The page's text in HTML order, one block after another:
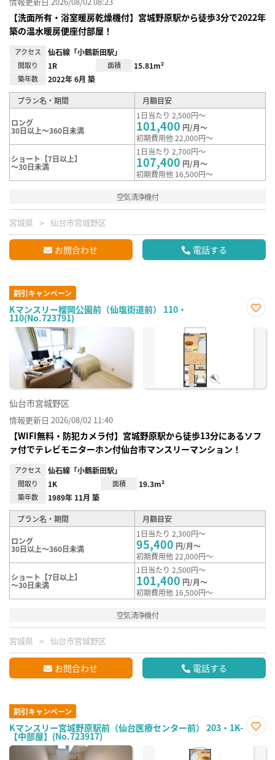
【洗面所有・浴室暖房乾燥機付】宮城野原駅から徒歩3分で2022年
築の温水暖房便座付部屋！
アクセス 仙石線「小鶴新田駅」
間取り 1R 面積 15.81m²
築年数 2022年 6月 築
プラン名・期間 月額目安
ロング
30日以上～360日未満
1日当たり 2,500円～
101,400 円/月～
初期費用他 22,000円～
ショート【7日以上】
～30日未満
1日当たり 2,700円～
107,400 円/月～
初期費用他 16,500円～
空気清浄機付
宮城県 仙台市宮城野区
お問合わせ 電話する
割引キャンペーン
Kマンスリー榴岡公園前（仙塩街道前） 110・
110(No.723791)
に入
仙台市宮城野区
情報更新日 2026/08/02 11:40
【WIFI無料・防犯カメラ付】宮城野原駅から徒歩13分にあるソフ
ァ付でテレビモニターホン付仙台市マンスリーマンション！
アクセス 仙石線「小鶴新田駅」
間取り 1K 面積 19.3m²
築年数 1989年 11月 築
プラン名・期間 月額目安
ロング
30日以上～360日未満
1日当たり 2,300円～
95,400 円/月～
初期費用他 22,000円～
ショート【7日以上】
～30日未満
1日当たり 2,500円～
101,400 円/月～
初期費用他 16,500円～
空気清浄機付
宮城県 仙台市宮城野区
お問合わせ 電話する
割引キャンペーン
Kマンスリー宮城野原駅前（仙台医療センター前） 203・1K-
【中部屋】(No.723917)
に入